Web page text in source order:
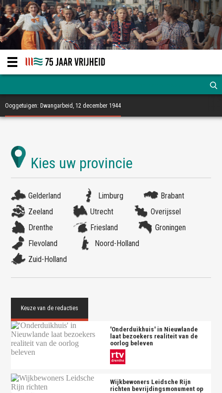
Ooggetuigen: Dwangarbeid, 12 december 1944
Gelderland Limburg
Brabant
Zeeland
Utrecht
Overijssel
Drenthe
Friesland
Groningen
Flevoland
Noord-Holland
Zuid-Holland
'Onderduikhuis' in Nieuwlande
laat bezoekers realiteit van de
oorlog beleven
Wijkbewoners Leidsche Rijn
richten bevrijdingsmonument op